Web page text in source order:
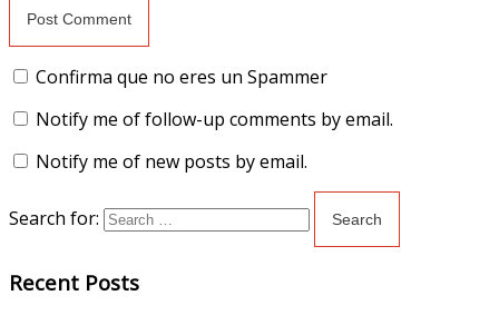
Confirma que no eres un Spammer
Notify me of follow-up comments by email.
Notify me of new posts by email.
Search for:
Recent Posts